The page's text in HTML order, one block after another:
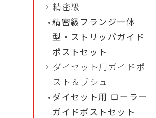
精密級
精密級フランジ一体
型・ストリッパガイド
ポストセット
ダイセット用ガイドポ
スト＆ブシュ
ダイセット用 ローラー
ガイドポストセット